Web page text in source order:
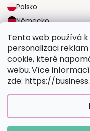
Tento web používá
personalizaci
cookie, které
webu. Více informací
zde: https://
Polsko
Německo
Velká Británie
SPOLEHLIVÉ
BEZPEČNÉ MOŽNOSTI